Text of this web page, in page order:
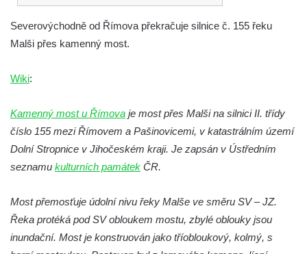
Malý železniční viadukt ve Skalici u České
Lípy
Železniční viadukt v Desné
Konětopech
Železniční viadukt v Jimlíně nad silnicí a
potokem Hasina
Severovýchodně od Římova překračuje silnice č. 155 řeku
Malši přes kamenný most.
Wiki:
Kamenný most u Římova je most přes Malši na silnici II. třídy
číslo 155 mezi Římovem a Pašinovicemi, v katastrálním území
Dolní Stropnice v Jihočeském kraji. Je zapsán v Ústředním
seznamu kulturních památek ČR.
Most přemosťuje údolní nivu řeky Malše ve směru SV – JZ.
Řeka protéká pod SV obloukem mostu, zbylé oblouky jsou
inundační. Most je konstruován jako tříobloukový, kolmý, s